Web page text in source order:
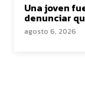
Una joven
denunciar
agosto 6, 2026